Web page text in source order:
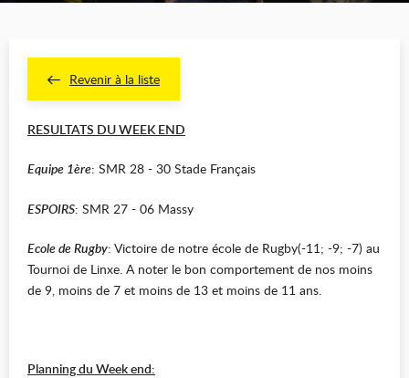
Revenir à la liste
RESULTATS DU WEEK END
Equipe 1ère: SMR 28 - 30 Stade Français
ESPOIRS: SMR 27 - 06 Massy
Ecole de Rugby: Victoire de notre école de Rugby(-11; -9; -7) au
Tournoi de Linxe. A noter le bon comportement de nos moins
de 9, moins de 7 et moins de 13 et moins de 11 ans.
Planning du Week end: